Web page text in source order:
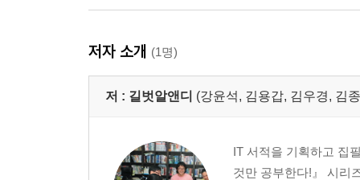
저자 소개 (1명)
저 : 길벗알앤디 (강윤석, 김용갑, 김우경, 김
IT 서적을 기획하고 집
것만 공부한다!』 시리